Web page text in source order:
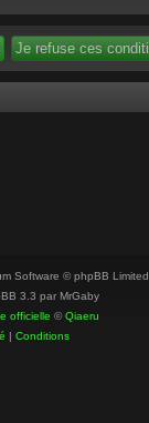
Software © phpBB Limited
3.3 par MrGaby
officielle ©Qiaeru
| Conditions